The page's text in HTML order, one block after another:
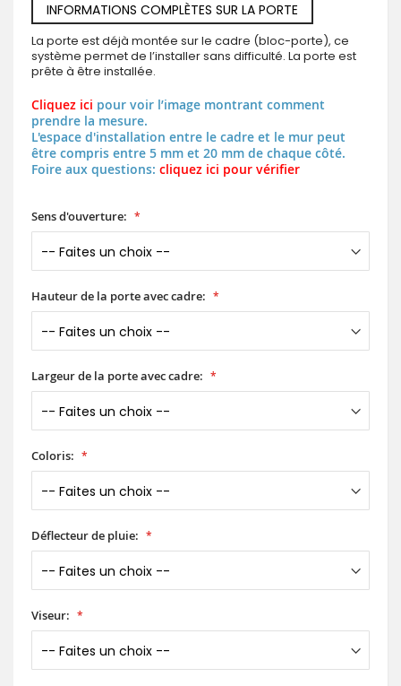
INFORMATIONS COMPLÈTES SUR LA PORTE
La porte est déjà montée sur le cadre (bloc-porte), ce
système permet de l’installer sans difficulté. La porte est
prête à être installée.
Cliquez ici pour voir l’image montrant comment
prendre la mesure.
L'espace d'installation entre le cadre et le mur peut
être compris entre 5 mm et 20 mm de chaque côté.
Foire aux questions: cliquez ici pour vérifier
Sens d'ouverture:
Hauteur de la porte avec cadre:
Largeur de la porte avec cadre:
Coloris:
Déflecteur de pluie:
Viseur: